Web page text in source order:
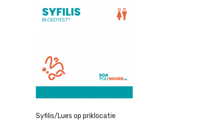
Syfilis/Lues op priklocatie